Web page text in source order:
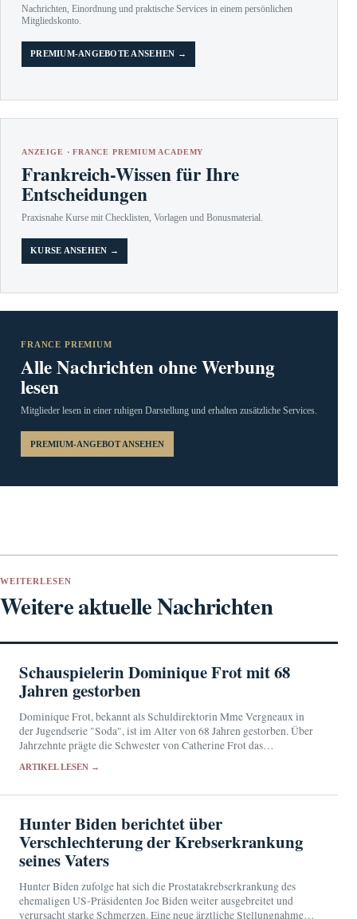
Nachrichten, Einordnung und praktische Services in einem persönlichen
Mitgliedskonto.
PREMIUM-ANGEBOTE ANSEHEN →
ANZEIGE · FRANCE PREMIUM ACADEMY
Frankreich-Wissen für Ihre
Entscheidungen
Praxisnahe Kurse mit Checklisten, Vorlagen und Bonusmaterial.
KURSE ANSEHEN →
FRANCE PREMIUM
Alle Nachrichten ohne Werbung
lesen
Mitglieder lesen in einer ruhigen Darstellung und erhalten zusätzliche Services.
PREMIUM-ANGEBOT ANSEHEN
WEITERLESEN
Weitere aktuelle Nachrichten
Schauspielerin Dominique Frot mit 68
Jahren gestorben
Dominique Frot, bekannt als Schuldirektorin Mme Vergneaux in
der Jugendserie "Soda", ist im Alter von 68 Jahren gestorben. Über
Jahrzehnte prägte die Schwester von Catherine Frot das
ARTIKEL LESEN →
Hunter Biden berichtet über
Verschlechterung der Krebserkrankung
seines Vaters
Hunter Biden zufolge hat sich die Prostatakrebserkrankung des
ehemaligen US-Präsidenten Joe Biden weiter ausgebreitet und
verursacht starke Schmerzen. Eine neue ärztliche Stellungnahme